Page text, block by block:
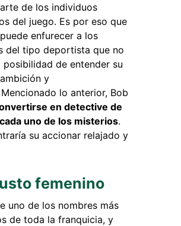
de los individuos
del juego. Es por eso que
enfurecer a los
del tipo deportista que no
posibilidad de entender su
y
lo anterior, Bob
en detective de
uno de los misterios.
su accionar relajado y
femenino
uno de los nombres más
de toda la franquicia, y